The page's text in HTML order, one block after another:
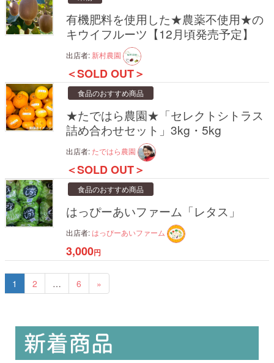
有機肥料を使用した★農薬不使用★の
キウイフルーツ【12月頃発売予定】
出店者: 新村農園
＜SOLD OUT＞
食品のおすすめ商品
★たではら農園★「セレクトシトラス
詰め合わせセット」3kg・5kg
出店者: たではら農園
＜SOLD OUT＞
食品のおすすめ商品
はっぴーあいファーム「レタス」
出店者: はっぴーあいファーム
3,000円
1 2 … 6 »